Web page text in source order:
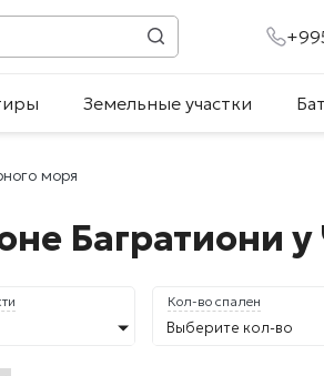
Земельные участки
моря
Багратиони
Кол-во спален
Выберите кол-во